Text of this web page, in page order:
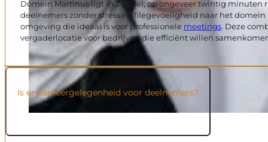
Domein Martinus ligt in Zoersel, op ongeveer twintig minuten
deelnemers zonder stress en filegevoeligheid naar het
omgeving die ideaal is voor professionele meetings. Deze
vergaderlocatie voor bedrijven die efficiënt willen
Is er parkeergelegenheid voor deelnemers?